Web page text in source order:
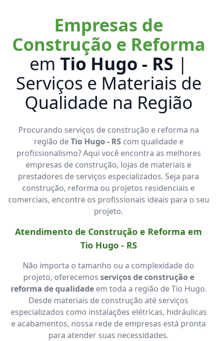
Empresas de
Construção e Reforma
em Tio Hugo - RS |
Serviços e Materiais de
Qualidade na Região
Procurando serviços de construção e reforma na
região deTio Hugo - RS com qualidade e
profissionalismo? Aqui você encontra as melhores
empresas de construção, lojas de materiais e
prestadores de serviços especializados. Seja para
construção, reforma ou projetos residenciais e
comerciais, encontre os profissionais ideais para o seu
projeto.
Atendimento de Construção e Reforma em
Tio Hugo - RS
Não importa o tamanho ou a complexidade do
projeto, oferecemos serviços de construção e
reforma de qualidadeem toda a região de Tio Hugo.
Desde materiais de construção até serviços
especializados como instalações elétricas, hidráulicas
e acabamentos, nossa rede de empresas está pronta
para atender suas necessidades.